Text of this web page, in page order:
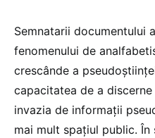
Semnatarii documentului
fenomenului de
crescânde a
capacitatea de a
invazia de informații
mai mult spațiul public.